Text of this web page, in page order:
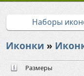
Наборы
Иконки »
Размеры